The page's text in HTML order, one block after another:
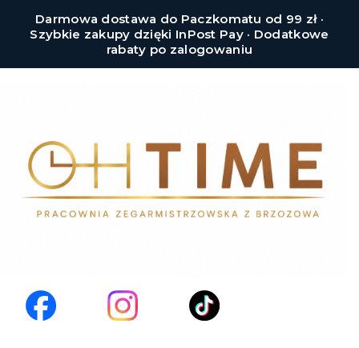
Darmowa dostawa do Paczkomatu od 99 zł ·
Szybkie zakupy dzięki InPost Pay · Dodatkowe
rabaty po zalogowaniu